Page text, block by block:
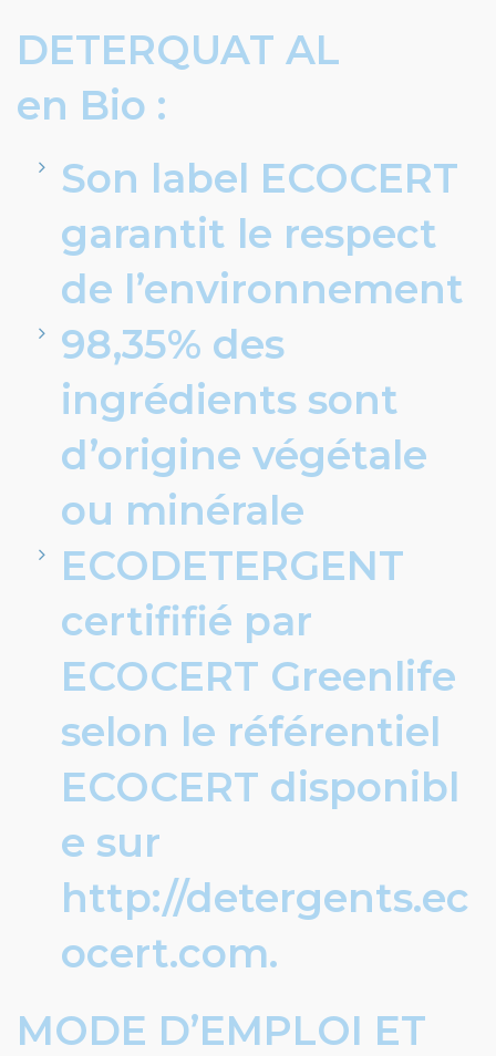
DETERQUAT AL
en Bio :
Son label ECOCERT
garantit le respect
de l’environnement
98,35% des
ingrédients sont
d’origine végétale
ou minérale
ECODETERGENT
certififié par
ECOCERT Greenlife
selon le référentiel
ECOCERT disponibl
e sur
http://detergents.ec
ocert.com.
MODE D’EMPLOI ET